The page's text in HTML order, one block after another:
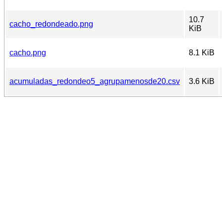
cacho_redondeado.png
10.7
KiB
cacho.png 8.1 KiB
acumuladas_redondeo5_agrupamenosde20.csv 3.6 KiB